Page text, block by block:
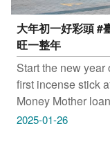
大年初一好彩頭 #
旺一整年
Start the new
first incense stick
Money Mother
prosperous year
2025-01-26